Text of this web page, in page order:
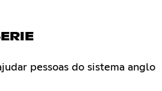
pessoas do sistema anglo